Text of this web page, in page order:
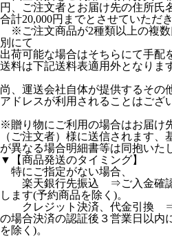
円、ご注文者とお届け先の住所氏
合計20,000円までとさせていただき
※ご注文商品が2種類以上の複数
別にて
出荷可能な場合はそちらにて手配
送料は下記送料表適用外となりま
尚、運送会社自体が提供するその
アドレスが利用されることはござ
※贈り物にご利用の場合はお届け
（ご注文者）様に送信されます
が異なる場合明細書等は同抱いた
▼【商品発送のタイミング】
特にご指定がない場合、
楽天銀行先振込 ⇒ご入金確認
します(予約商品を除く)。
クレジット決済、代金引換 ⇒
の場合決済の認証後３営業日以内
を除く)。